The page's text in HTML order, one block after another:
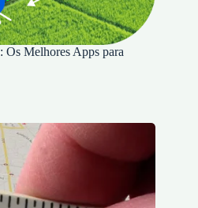
Melhores Apps para